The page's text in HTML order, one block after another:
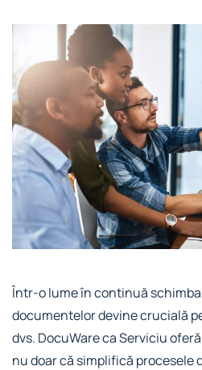
Într-o lume în continuă
documentelor devine crucială
dvs. DocuWare ca Serviciu
nu doar că simplifică procesele